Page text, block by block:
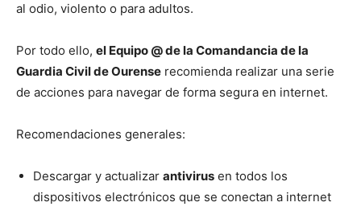
al odio, violento o para adultos.
Por todo ello, el Equipo @ de la Comandancia de la
Guardia Civil de Ourense recomienda realizar una serie
de acciones para navegar de forma segura en internet.
Recomendaciones generales:
Descargar y actualizar antivirus en todos los
dispositivos electrónicos que se conectan a internet